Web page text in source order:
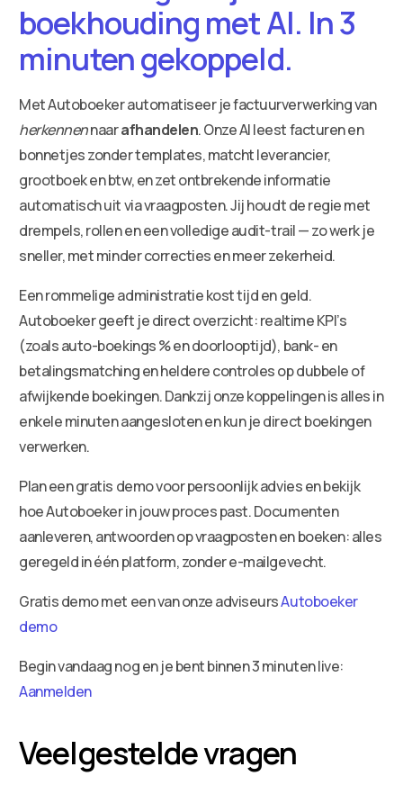
boekhouding met AI. In 3
minuten gekoppeld.
Met Autoboeker automatiseer je factuurverwerking van
herkennennaarafhandelen. Onze AI leest facturen en
bonnetjes zonder templates, matcht leverancier,
grootboek en btw, en zet ontbrekende informatie
automatisch uit via vraagposten. Jij houdt de regie met
drempels, rollen en een volledige audit-trail — zo werk je
sneller, met minder correcties en meer zekerheid.
Een rommelige administratie kost tijd en geld.
Autoboeker geeft je direct overzicht: realtime KPI’s
(zoals auto-boekings % en doorlooptijd), bank- en
betalingsmatching en heldere controles op dubbele of
afwijkende boekingen. Dankzij onze koppelingen is alles in
enkele minuten aangesloten en kun je direct boekingen
verwerken.
Plan een gratis demo voor persoonlijk advies en bekijk
hoe Autoboeker in jouw proces past. Documenten
aanleveren, antwoorden op vraagposten en boeken: alles
geregeld in één platform, zonder e-mailgevecht.
Gratis demo met een van onze adviseursAutoboeker
demo
Begin vandaag nog en je bent binnen 3 minuten live:
Aanmelden
Veelgestelde vragen